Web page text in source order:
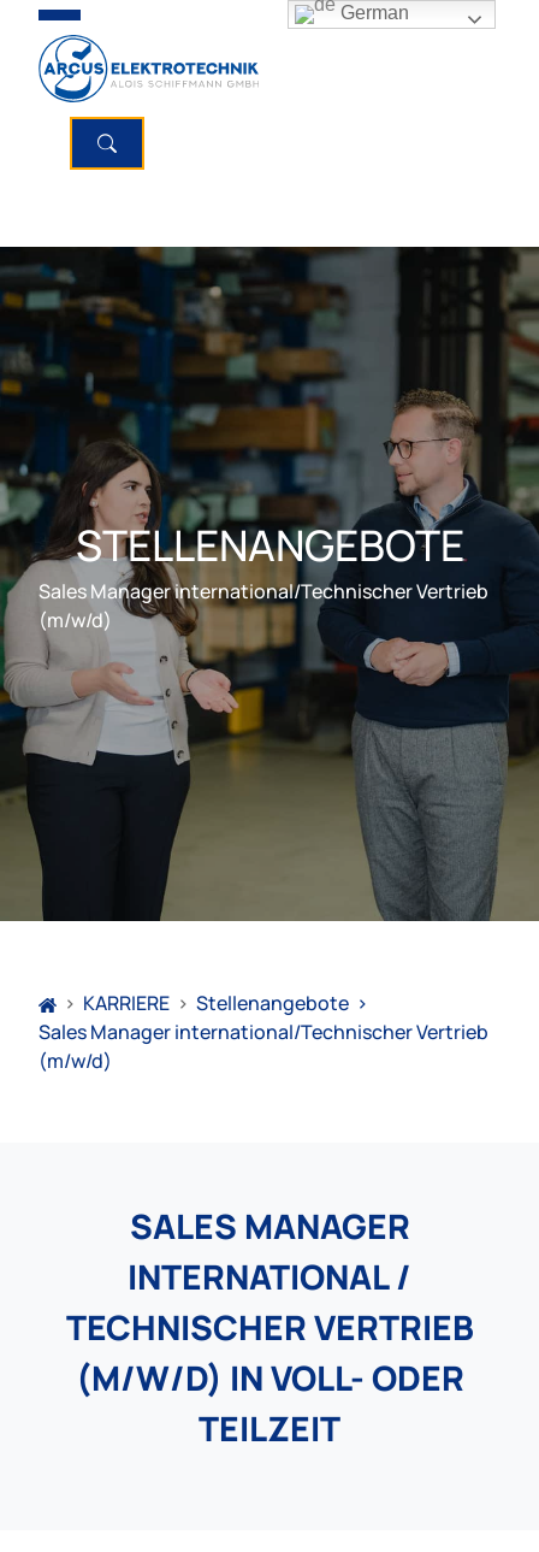
STELLENANGEBOTE
Sales Manager international/Technischer Vertrieb
(m/w/d)
> KARRIERE > Stellenangebote >
Sales Manager international/Technischer Vertrieb
(m/w/d)
SALES MANAGER
INTERNATIONAL /
TECHNISCHER VERTRIEB
(M/W/D) IN VOLL- ODER
TEILZEIT
German